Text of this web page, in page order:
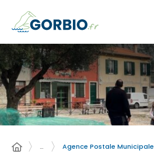
… Agence Postale Municipale